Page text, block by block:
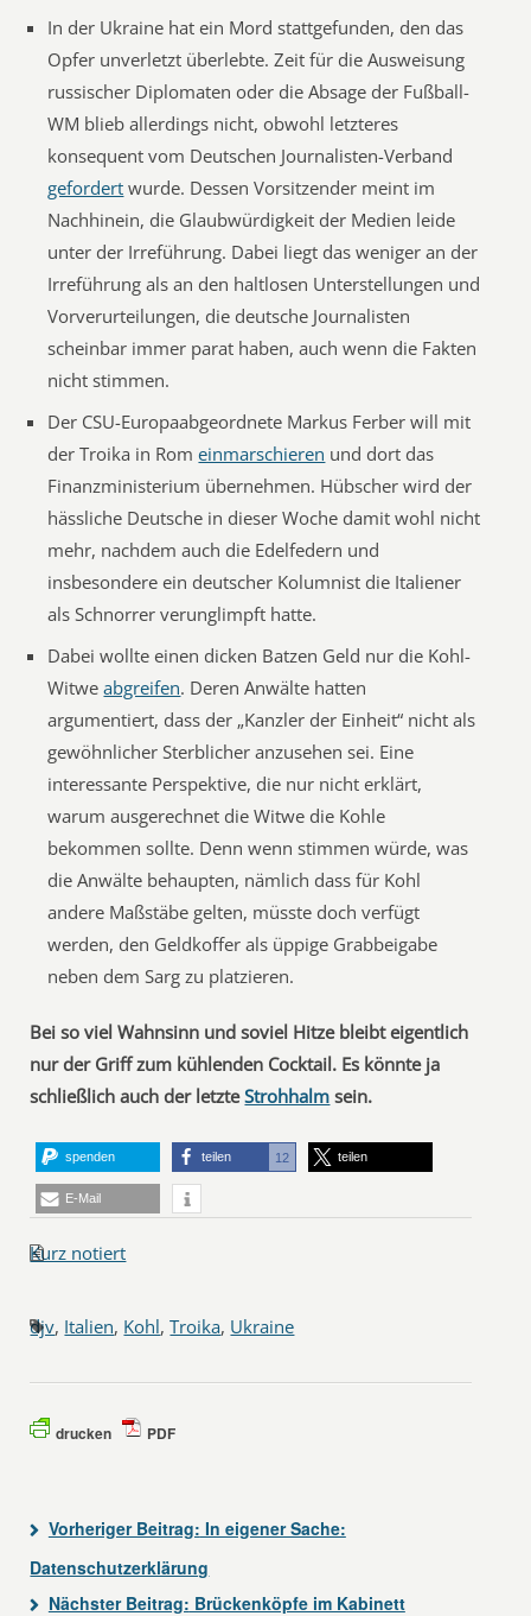
In der Ukraine hat ein Mord stattgefunden, den das
Opfer unverletzt überlebte. Zeit für die Ausweisung
russischer Diplomaten oder die Absage der Fußball-
WM blieb allerdings nicht, obwohl letzteres
konsequent vom Deutschen Journalisten-Verband
gefordert wurde. Dessen Vorsitzender meint im
Nachhinein, die Glaubwürdigkeit der Medien leide
unter der Irreführung. Dabei liegt das weniger an der
Irreführung als an den haltlosen Unterstellungen und
Vorverurteilungen, die deutsche Journalisten
scheinbar immer parat haben, auch wenn die Fakten
nicht stimmen.
Der CSU-Europaabgeordnete Markus Ferber will mit
der Troika in Romeinmarschieren und dort das
Finanzministerium übernehmen. Hübscher wird der
hässliche Deutsche in dieser Woche damit wohl nicht
mehr, nachdem auch die Edelfedern und
insbesondere ein deutscher Kolumnist die Italiener
als Schnorrer verunglimpft hatte.
Dabei wollte einen dicken Batzen Geld nur die Kohl-
Witweabgreifen. Deren Anwälte hatten
argumentiert, dass der „Kanzler der Einheit“ nicht als
gewöhnlicher Sterblicher anzusehen sei. Eine
interessante Perspektive, die nur nicht erklärt,
warum ausgerechnet die Witwe die Kohle
bekommen sollte. Denn wenn stimmen würde, was
die Anwälte behaupten, nämlich dass für Kohl
andere Maßstäbe gelten, müsste doch verfügt
werden, den Geldkoffer als üppige Grabbeigabe
neben dem Sarg zu platzieren.
Bei so viel Wahnsinn und soviel Hitze bleibt eigentlich
nur der Griff zum kühlenden Cocktail. Es könnte ja
schließlich auch der letzteStrohhalm sein.
spenden teilen 12 teilen
E-Mail
Kurz notiert
djv, Italien, Kohl,Troika, Ukraine
drucken PDF
Vorheriger Beitrag: In eigener Sache:
Datenschutzerklärung
Nächster Beitrag: Brückenköpfe im Kabinett